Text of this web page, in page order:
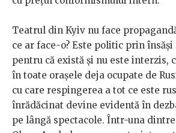
Teatrul din Kyiv nu face
ce ar face-o? Este politic prin însăși
pentru că există și nu este interzis,
în toate orașele deja ocupate de
cu care respingerea a tot ce este
înrădăcinat devine evidentă în
pe lângă spectacole. Într-una